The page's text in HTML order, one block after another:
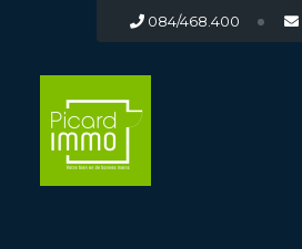
084/468.400